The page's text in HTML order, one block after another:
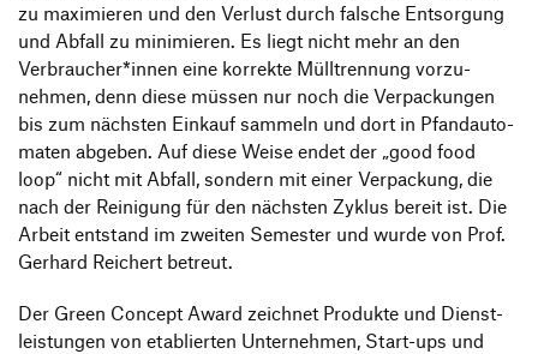
zu maxi­mieren und den Verlust durch falsche Entsor­gung
und Abfall zu mini­mieren. Es liegt nicht mehr an den
Verbraucher*innen eine korrekte Müll­tren­nung vorzu­
nehmen, denn diese müssen nur noch die Verpa­ckungen
bis zum nächsten Einkauf sammeln und dort in Pfandau­to­
maten abge­ben. Auf diese Weise endet der „good food
loop“ nicht mit Abfall, sondern mit einer Verpa­ckung, die
nach der Reini­gung für den nächsten Zyklus bereit ist. Die
Arbeit entstand im zweiten Semester und wurde von Prof.
Gerhard Reichert betreut.
Der Green Concept Award zeichnet Produkte und Dienst­
leis­tungen von etablierten Unter­nehmen, Start-ups und